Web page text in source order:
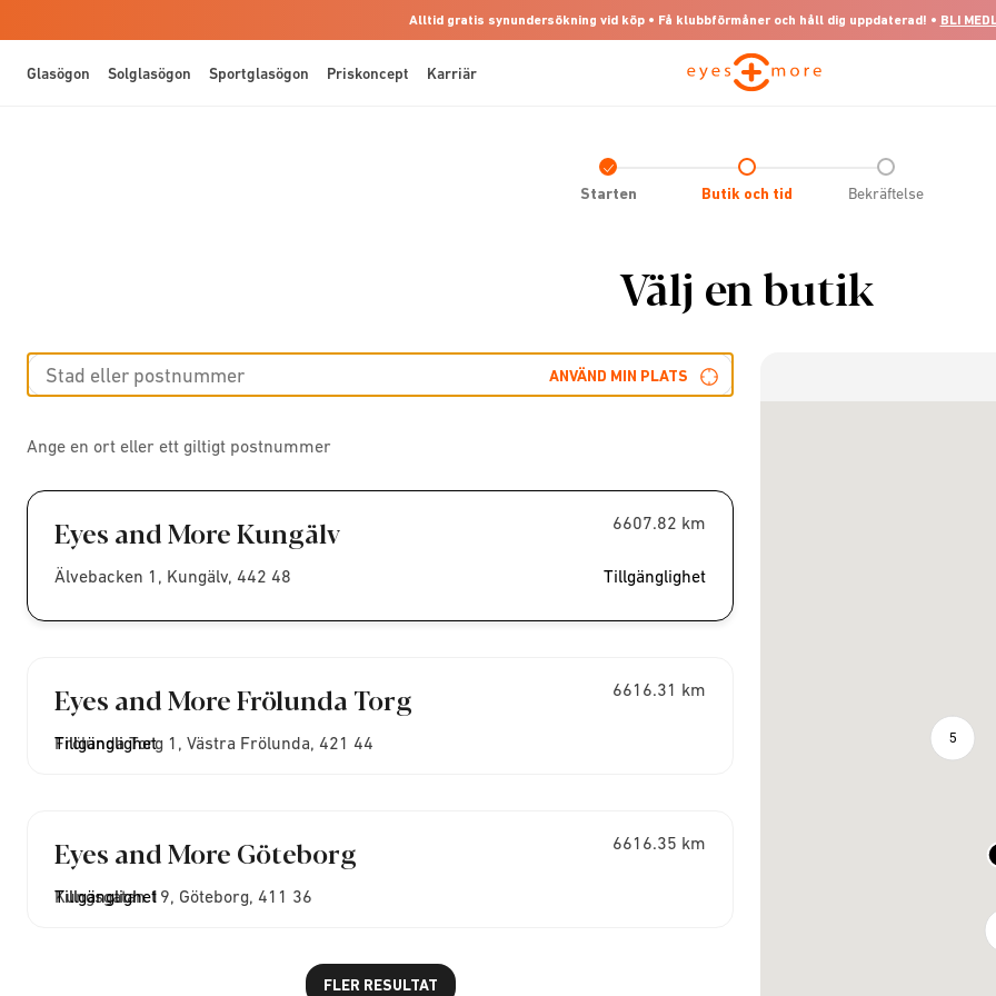
Alltid gratis synundersökning vid köp • Få klubbförmåner och håll dig uppdaterad! • BLI
Glasögon Solglasögon Sportglasögon Priskoncept Karriär
Check
icon
Starten Butik och tid Bekräftelse
Välj en butik
ANVÄND MIN PLATS
Ange en ort eller ett giltigt postnummer
Eyes and More Kungälv 6607.82 km
Älvebacken 1, Kungälv, 442 48 Tillgänglighet
Eyes and More Frölunda Torg 6616.31 km
Frölunda Torg 1, Västra Frölunda, 421 44
Tillgänglighet
Eyes and More Göteborg 6616.35 km
Kungsgatan 19, Göteborg, 411 36
Tillgänglighet
FLER RESULTAT
5